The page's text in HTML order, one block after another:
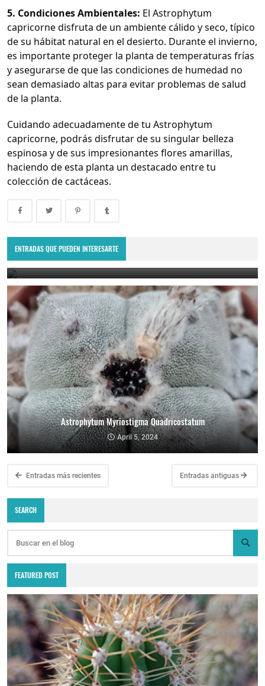
5. Condiciones Ambientales: El Astrophytum
capricorne disfruta de un ambiente cálido y seco, típico
de su hábitat natural en el desierto. Durante el invierno,
es importante proteger la planta de temperaturas frías
y asegurarse de que las condiciones de humedad no
sean demasiado altas para evitar problemas de salud
de la planta.
Cuidando adecuadamente de tu Astrophytum
capricorne, podrás disfrutar de su singular belleza
espinosa y de sus impresionantes flores amarillas,
haciendo de esta planta un destacado entre tu
colección de cactáceas.
ENTRADAS QUE PUEDEN INTERESARTELithops - "Cactus Piedra"
April 17, 2024
Astrophytum Myriostigma Quadricostatum
April 5, 2024
Entradas más recientes Entradas antiguas
SEARCH
FEATURED POST